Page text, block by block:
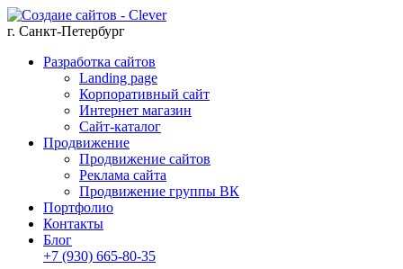
г. Санкт-Петербург
Разработка сайтов
Landing page
Корпоративный сайт
Интернет магазин
Сайт-каталог
Продвижение
Продвижение сайтов
Реклама сайта
Продвижение группы ВК
Портфолио
Контакты
Блог
+7 (930) 665-80-35